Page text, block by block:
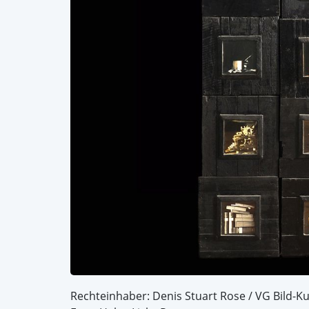
Rechteinhaber: Denis Stuart Rose / VG Bild-